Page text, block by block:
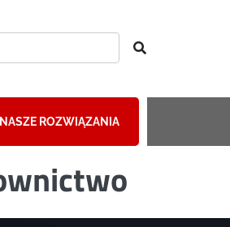
ROZWIĄZANIA